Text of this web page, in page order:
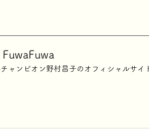
ャンピオン野村昌子のオフィシャルサイ